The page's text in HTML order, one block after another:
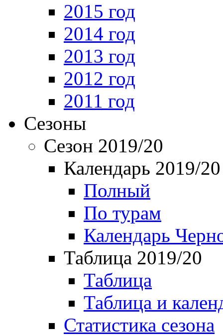
2015 год
2014 год
2013 год
2012 год
2011 год
Сезоны
Сезон 2019/20
Календарь 2019/20
Полный
По турам
Календарь
Таблица 2019/20
Таблица
Таблица и
Статистика сезона